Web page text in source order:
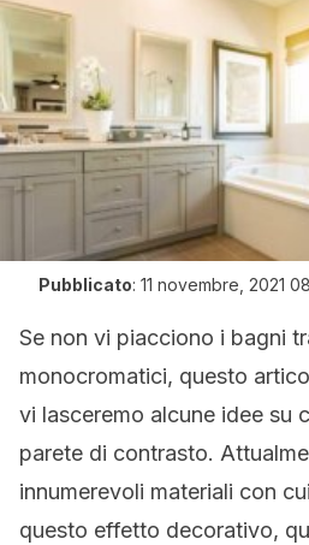
Pubblicato: 11 novembre, 2021
Se non vi piacciono i bagni
monocromatici, questo
vi lasceremo alcune idee su
parete di contrasto.
innumerevoli materiali con
questo effetto decorativo,